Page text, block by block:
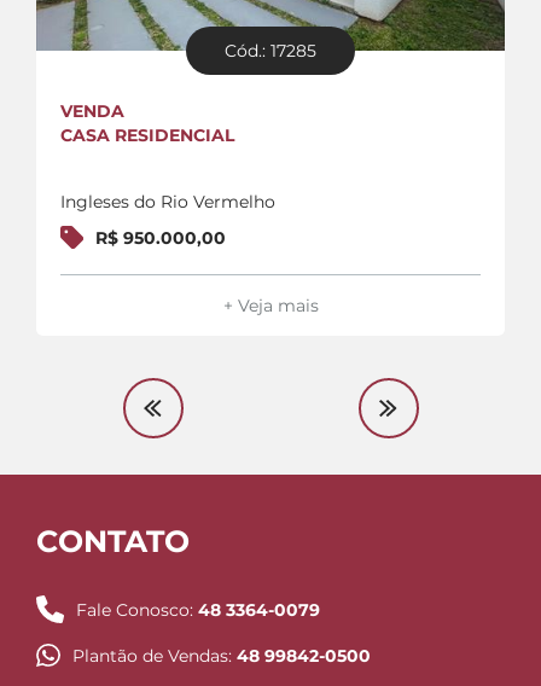
Cód.: 17285
VENDA
CASA RESIDENCIAL
Ingleses do Rio Vermelho
R$ 950.000,00
+ Veja mais
CONTATO
Fale Conosco: 48 3364-0079
Plantão de Vendas: 48 99842-0500